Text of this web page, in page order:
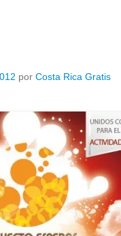
por Costa Rica Gratis